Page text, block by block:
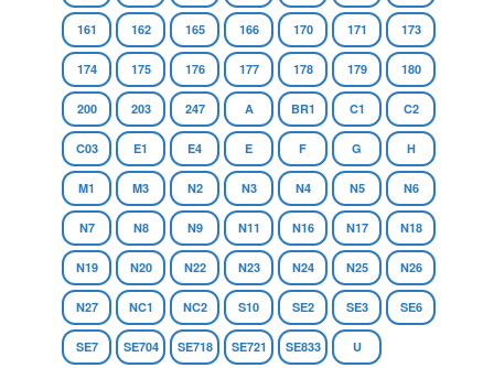
161 162 165 166 170 171 173
174 175 176 177 178 179 180
200 203 247 A BR1 C1 C2
C03 E1 E4 E F G H
M1 M3 N2 N3 N4 N5 N6
N7 N8 N9 N11 N16 N17 N18
N19 N20 N22 N23 N24 N25 N26
N27 NC1 NC2 S10 SE2 SE3 SE6
SE7 SE704 SE718 SE721 SE833 U